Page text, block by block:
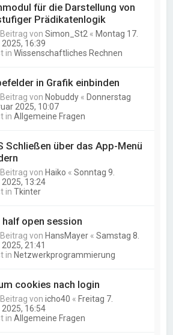
für die Darstellung von
Prädikatenlogik
Beitrag vonSimon_St2 « Montag 17.
2025, 16:39
inWissenschaftliches Rechnen
in Grafik einbinden
Beitrag von Nobuddy « Donnerstag
2025, 10:07
inAllgemeine Fragen
Schließen über das App-Menü
Beitrag von Haiko «Sonntag 9.
2025, 13:24
inTkinter
half open session
Beitrag von HansMayer «Samstag 8.
21:41
in Netzwerkprogrammierung
cookies nach login
Beitrag vonicho40 « Freitag 7.
2025, 16:54
inAllgemeine Fragen